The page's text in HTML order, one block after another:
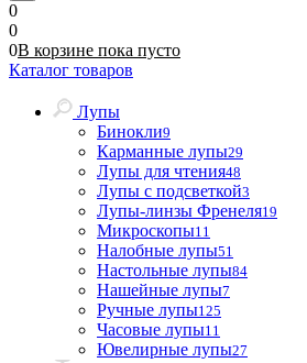
0
0
0В корзине пока пусто
Каталог товаров
Лупы
Бинокли9
Карманные лупы29
Лупы для чтения48
Лупы с подсветкой3
Лупы-линзы Френеля19
Микроскопы11
Налобные лупы51
Настольные лупы84
Нашейные лупы7
Ручные лупы125
Часовые лупы11
Ювелирные лупы27